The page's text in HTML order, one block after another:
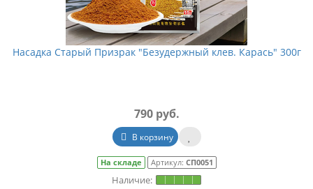
Насадка Старый Призрак "Безудержный клев. Карась" 300г
790 руб.
В корзину
На складе Артикул: СП0051